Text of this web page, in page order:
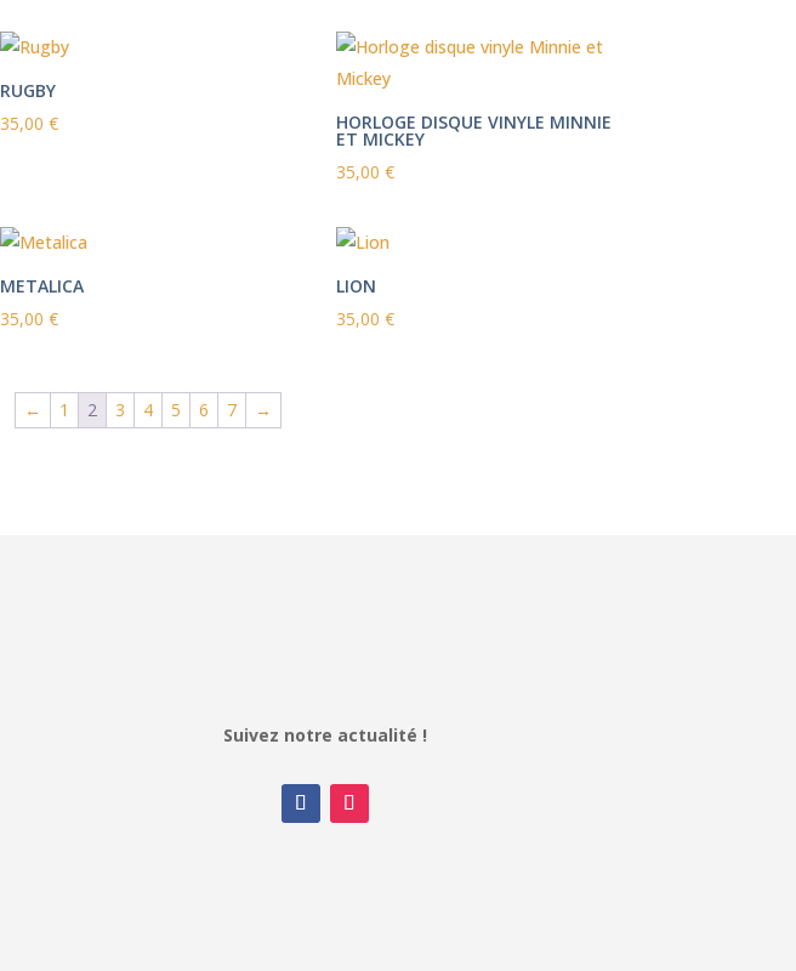
RUGBY
35,00€ HORLOGE DISQUE VINYLE MINNIE
ET MICKEY
35,00 €
METALICA
35,00€
LION
35,00 €
← 1 2 3 4 5 6 7 →
Suivez notre actualité !